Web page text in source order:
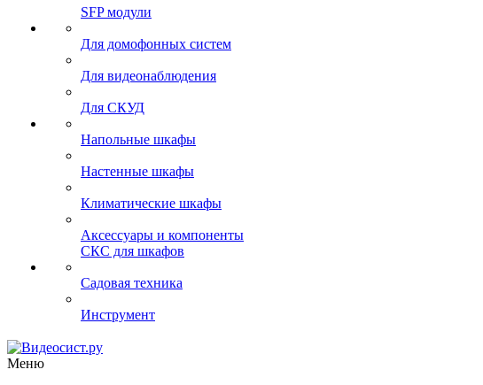
SFP модули
Для домофонных систем
Для видеонаблюдения
Для СКУД
Напольные шкафы
Настенные шкафы
Климатические шкафы
Аксессуары и компоненты
СКС для шкафов
Садовая техника
Инструмент
Меню